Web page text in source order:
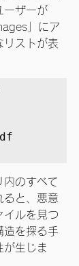
ーザーが
」にア
リストが表
内のすべて
ると、悪意
イルを見つ
造を探る手
が生じま